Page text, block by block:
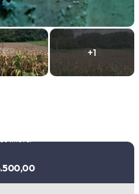
até1.000.000,00 ou +